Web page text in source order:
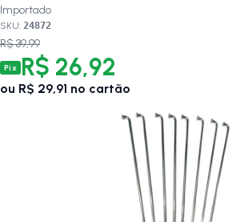
Importado
SKU: 24872
R$ 39,99
Pix R$ 26,92
ou R$ 29,91 no cartão